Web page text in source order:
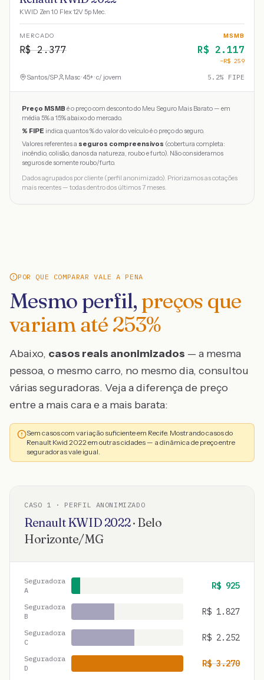
KWID Zen 1.0 Flex 12V 5p Mec.
MERCADO
R$2.377
MSMB
R$ 2.117
−R$ 259
Santos/SP Masc · 45+ · c/ jovem 5.2% FIPE
Preço MSMB é o preço com desconto do Meu Seguro Mais Barato — em
média 5% a 15% abaixo do mercado.
% FIPE indica quantos % do valor do veículo é o preço do seguro.
Valores referentes a seguros compreensivos (cobertura completa:
incêndio, colisão, danos da natureza, roubo e furto). Não consideramos
seguros de somente roubo/furto.
Dados agrupados por cliente (perfil anonimizado). Priorizamos as cotações
mais recentes — todas dentro dos últimos 7 meses.
POR QUE COMPARAR VALE A PENA
Mesmo perfil, preços que
variam até 253%
Abaixo, casos reais anonimizados — a mesma
pessoa, o mesmo carro, no mesmo dia, consultou
várias seguradoras. Veja a diferença de preço
entre a mais cara e a mais barata:
Sem casos com variação suficiente em Recife. Mostrando casos do
Renault Kwid 2022 em outras cidades — a dinâmica de preço entre
seguradoras vale igual.
CASO 1 · PERFIL ANONIMIZADO
RenaultKWID 2022· Belo
Horizonte/MG
Seguradora
A
R$ 925
Seguradora
B
R$ 1.827
Seguradora
C
R$ 2.252
Seguradora
D
R$3.270